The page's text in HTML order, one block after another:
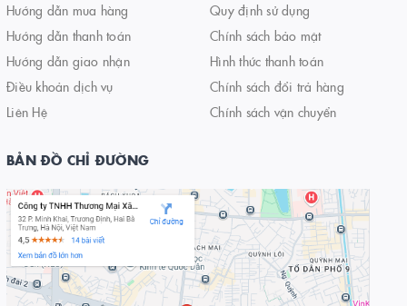
Hướng dẫn mua hàng
Hướng dẫn thanh toán
Hướng dẫn giao nhận
Điều khoản dịch vụ
Liên Hệ
Quy định sử dụng
Chính sách bảo mật
Hình thức thanh toán
Chính sách đổi trả hàng
Chính sách vận chuyển
BẢN ĐỒ CHỈ ĐƯỜNG